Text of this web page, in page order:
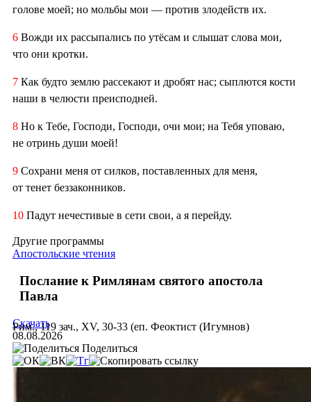
голове моей; но мольбы мои — против злодейств их.
6 Вожди их рассыпались по утёсам и слышат слова мои,
что они кротки.
7 Как будто землю рассекают и дробят нас; сыплются кости
наши в челюсти преисподней.
8 Но к Тебе, Господи, Господи, очи мои; на Тебя уповаю,
не отринь души моей!
9 Сохрани меня от силков, поставленных для меня,
от тенет беззаконников.
10 Падут нечестивые в сети свои, а я перейду.
Другие программы
Апостольские чтения
Послание к Римлянам святого апостола
Павла
Рим., 119 зач., XV, 30-33 (еп. Феоктист (Игумнов)
Скачать
08.08.2026
Поделиться